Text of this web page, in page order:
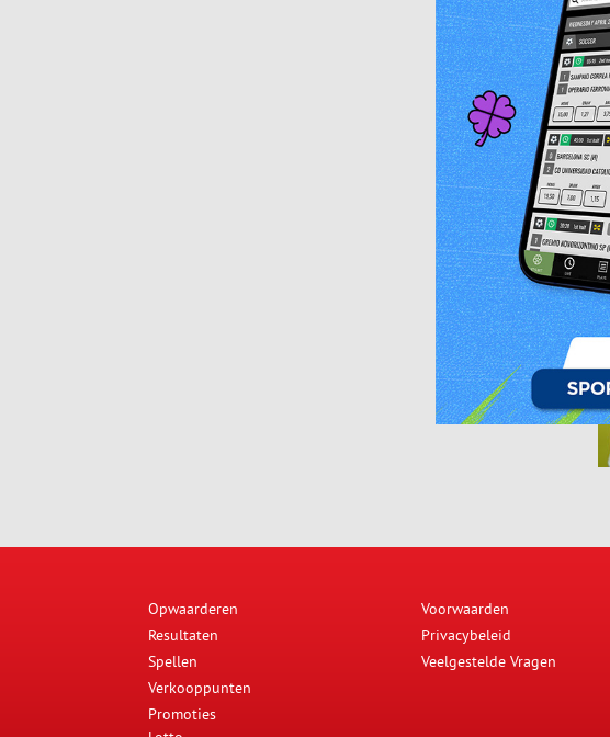
Opwaarderen
Resultaten
Spellen
Verkooppunten
Promoties
Voorwaarden
Privacybeleid
Veelgestelde Vragen